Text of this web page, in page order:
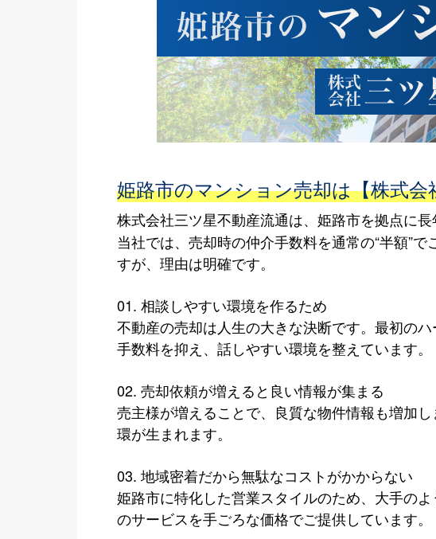
姫路市のマンション売却は【株式会
株式会社三ツ星不動産流通は、姫路市を拠点に
当社では、売却時の仲介手数料を通常の“半額”
すが、理由は明確です。
01. 相談しやすい環境を作るため
不動産の売却は人生の大きな決断です。最初の
手数料を抑え、話しやすい環境を整えています。
02. 売却依頼が増えると良い情報が集まる
売主様が増えることで、良質な物件情報も増加
環が生まれます。
03. 地域密着だから無駄なコストがかからない
姫路市に特化した営業スタイルのため、大手の
のサービスを手ごろな価格でご提供しています。